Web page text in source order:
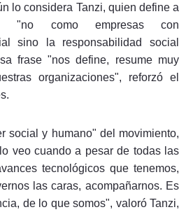
lo considera Tanzi, quien define a
"no como empresas con
sino la responsabilidad social
frase "nos define, resume muy
organizaciones", reforzó el
social y humano" del movimiento,
veo cuando a pesar de todas las
tecnológicos que tenemos,
las caras, acompañarnos. Es
de lo que somos", valoró Tanzi,